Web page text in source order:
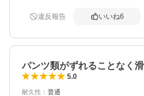
違反報告 いいね6
パンツ類がずれることなく
5.0
耐久性 ： 普通